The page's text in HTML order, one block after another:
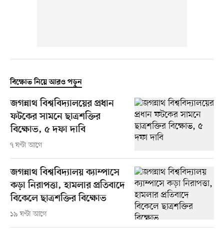
বিক্ষোভ নিয়ে আরও পড়ুন
জগন্নাথ বিশ্ববিদ্যালয়ের প্রধান
ফটকের সামনে ছাত্রশক্তির
বিক্ষোভ, ৫ দফা দাবি
৭ ঘণ্টা আগে
জগন্নাথ বিশ্ববিদ্যালয় ক্যাম্পাসে
কড়া নিরাপত্তা, হামলার প্রতিবাদে
বিকেলে ছাত্রশক্তির বিক্ষোভ
১৯ ঘণ্টা আগে